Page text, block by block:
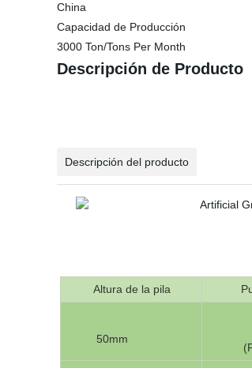
China
Capacidad de Producción
3000 Ton/Tons Per Month
Descripción de Producto
Descripción del producto
Altura de la pila
50mm